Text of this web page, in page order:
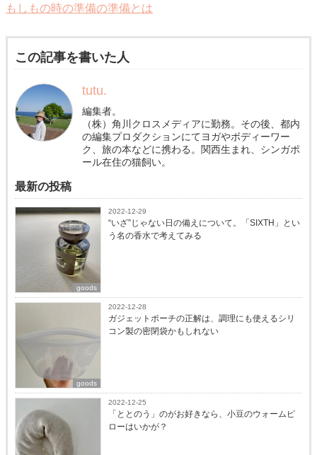
もしもの時の準備の準備とは
この記事を書いた人
tutu.
編集者。
（株）角川クロスメディアに勤務。その後、都内
の編集プロダクションにてヨガやボディーワー
ク、旅の本などに携わる。関西生まれ、シンガポ
ール在住の猫飼い。
最新の投稿
goods
2022-12-29
“いざ”じゃない日の備えについて。「SIXTH」とい
う名の香水で考えてみる
goods
2022-12-28
ガジェットポーチの正解は、調理にも使えるシリ
コン製の密閉袋かもしれない
2022-12-25
「ととのう」のがお好きなら、小豆のウォームピ
ローはいかが？